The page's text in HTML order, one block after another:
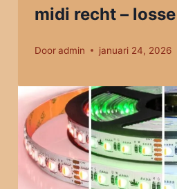
midi recht –
Door admin januari 24, 2026